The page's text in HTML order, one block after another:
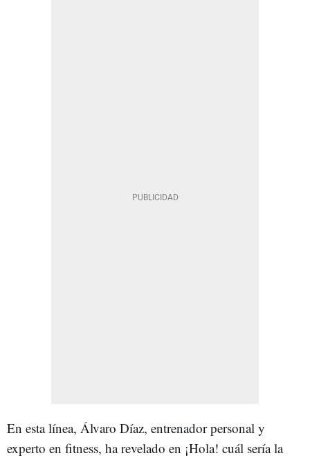
En esta línea, Álvaro Díaz, entrenador personal y
experto en fitness, ha revelado en ¡Hola! cuál sería la